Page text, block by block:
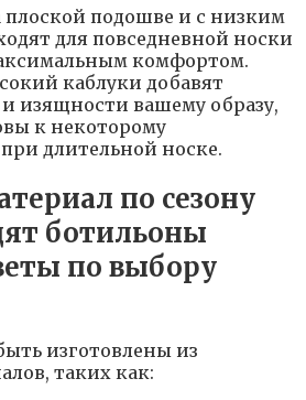
подошве и с низким
для повседневной носки
комфортом.
каблуки добавят
изящности вашему образу,
к некоторому
длительной носке.
по сезону
изготовлены из
таких как: